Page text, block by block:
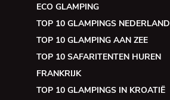
ECO GLAMPING
TOP 10 GLAMPINGS NEDERLAND
TOP 10 GLAMPING AAN ZEE
TOP 10 SAFARITENTEN HUREN
FRANKRIJK
TOP 10 GLAMPINGS IN KROATIË